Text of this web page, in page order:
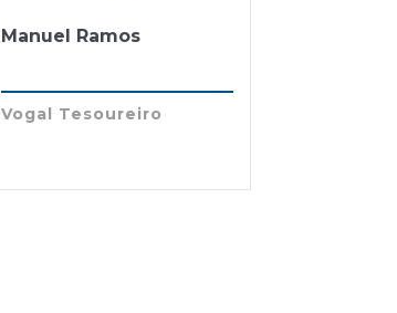
Manuel Ramos
Vogal Tesoureiro